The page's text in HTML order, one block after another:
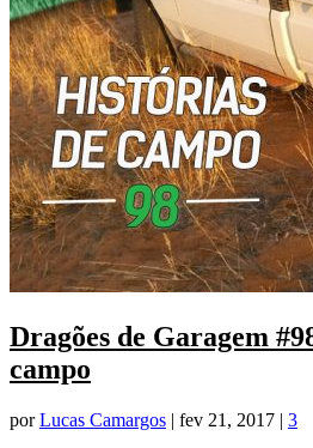
Dragões de Garagem
campo
porLucas Camargos | fev 21, 2017 | 3